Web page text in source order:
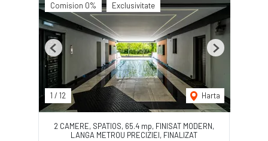
Comision 0% Exclusivitate
1 / 12 Harta
Previous Next
2 CAMERE, SPATIOS, 65.4 mp, FINISAT MODERN,
LANGA METROU PRECIZIEI, FINALIZAT